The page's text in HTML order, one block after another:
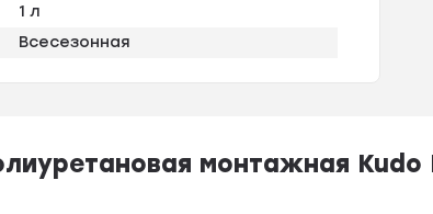
1 л
Всесезонная
монтажная